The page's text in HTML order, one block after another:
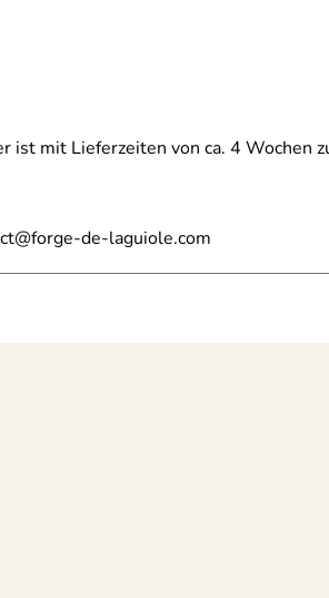
mit Lieferzeiten von ca. 4 Wochen
de-laguiole.com